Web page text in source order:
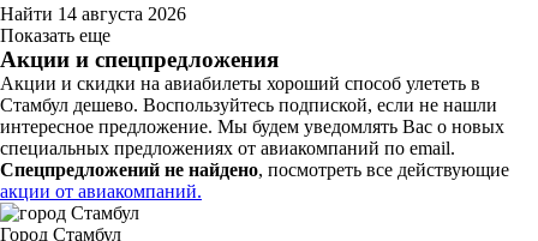
Найти 14 августа 2026
Показать еще
Акции и спецпредложения
Акции и скидки на авиабилеты хороший способ улететь в
Стамбул дешево. Воспользуйтесь подпиской, если не нашли
интересное предложение. Мы будем уведомлять Вас о новых
специальных предложениях от авиакомпаний по email.
Спецпредложений не найдено, посмотреть все действующие
акции от авиакомпаний.
Город Стамбул